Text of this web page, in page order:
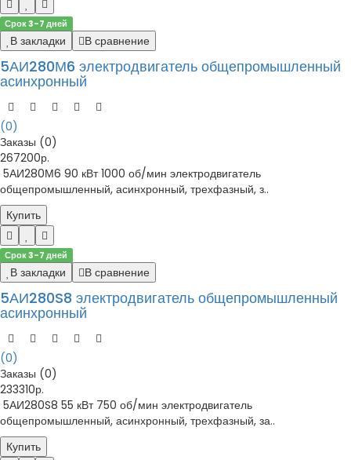
Срок 3-7 дней
В закладки В сравнение
5АИ280М6 электродвигатель общепромышленный
асинхронный
(0)
Заказы (0)
267200р.
5АИ280М6 90 кВт 1000 об/мин электродвигатель
общепромышленный, асинхронный, трехфазный, з..
Купить
Срок 3-7 дней
В закладки В сравнение
5АИ280S8 электродвигатель общепромышленный
асинхронный
(0)
Заказы (0)
233310р.
5АИ280S8 55 кВт 750 об/мин электродвигатель
общепромышленный, асинхронный, трехфазный, за..
Купить